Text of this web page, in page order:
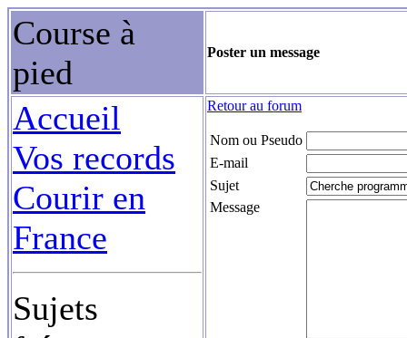
Course à
pied
Poster un message
Accueil
Vos records
Courir en
France
Sujets
Retour au forum
Nom ou Pseudo
E-mail
Sujet
Message